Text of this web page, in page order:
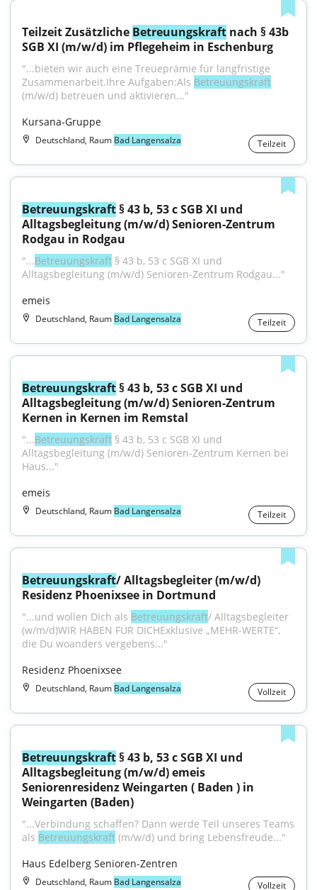
Teilzeit Zusätzliche Betreuungskraft nach § 43b
SGB XI (m/w/d) im Pflegeheim in Eschenburg
"...bieten wir auch eine Treueprämie für langfristige
Zusammenarbeit.Ihre Aufgaben:Als Betreuungskraft
(m/w/d) betreuen und aktivieren..."
Kursana-Gruppe
Deutschland, Raum Bad Langensalza Teilzeit
Betreuungskraft § 43 b, 53 c SGB XI und
Alltagsbegleitung (m/w/d) Senioren-Zentrum
Rodgau in Rodgau
"...Betreuungskraft § 43 b, 53 c SGB XI und
Alltagsbegleitung (m/w/d) Senioren-Zentrum Rodgau..."
emeis
Deutschland, Raum Bad Langensalza Teilzeit
Betreuungskraft § 43 b, 53 c SGB XI und
Alltagsbegleitung (m/w/d) Senioren-Zentrum
Kernen in Kernen im Remstal
"...Betreuungskraft § 43 b, 53 c SGB XI und
Alltagsbegleitung (m/w/d) Senioren-Zentrum Kernen bei
Haus..."
emeis
Deutschland, Raum Bad Langensalza Teilzeit
Betreuungskraft/ Alltagsbegleiter (m/w/d)
Residenz Phoenixsee in Dortmund
"...und wollen Dich als Betreuungskraft/ Alltagsbegleiter
(w/m/d)WIR HABEN FÜR DICHExklusive „MEHR-WERTE“,
die Du woanders vergebens..."
Residenz Phoenixsee
Deutschland, Raum Bad Langensalza Vollzeit
Betreuungskraft § 43 b, 53 c SGB XI und
Alltagsbegleitung (m/w/d) emeis
Seniorenresidenz Weingarten ( Baden ) in
Weingarten (Baden)
"...Verbindung schaffen? Dann werde Teil unseres Teams
als Betreuungskraft (m/w/d) und bring Lebensfreude..."
Haus Edelberg Senioren-Zentren
Deutschland, Raum Bad Langensalza Vollzeit